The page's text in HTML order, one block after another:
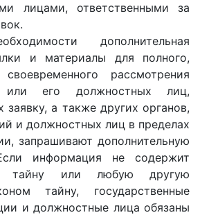
лицами, ответственными за
дополнительная
и материалы для полного,
рассмотрения
или его должностных лиц,
а также других органов,
и должностных лиц в пределах
запрашивают дополнительную
информация не содержит
тайну или любую другую
тайну, государственные
и должностные лица обязаны